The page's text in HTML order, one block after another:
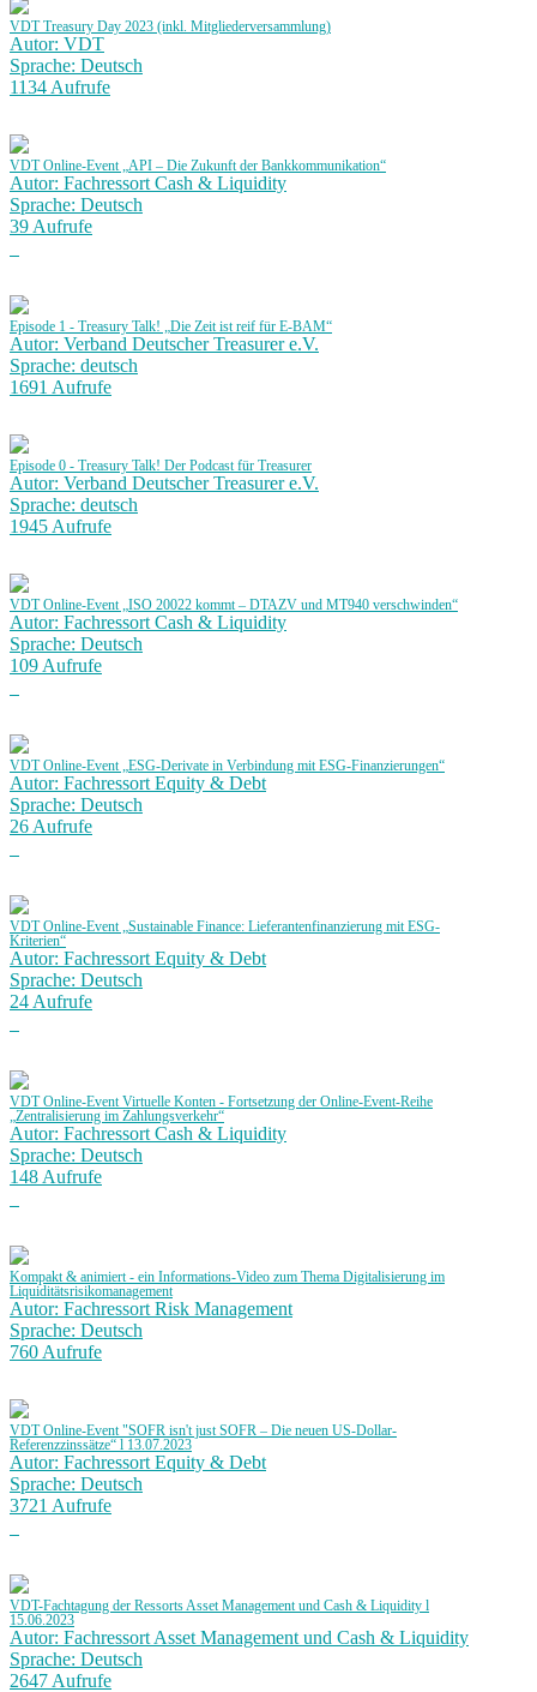
VDT Treasury Day 2023 (inkl. Mitgliederversammlung)
Autor: VDT
Sprache: Deutsch
1134 Aufrufe
VDT Online-Event „API – Die Zukunft der Bankkommunikation“
Autor: Fachressort Cash & Liquidity
Sprache: Deutsch
39 Aufrufe
Episode 1 - Treasury Talk! „Die Zeit ist reif für E-BAM“
Autor: Verband Deutscher Treasurer e.V.
Sprache: deutsch
1691 Aufrufe
Episode 0 - Treasury Talk! Der Podcast für Treasurer
Autor: Verband Deutscher Treasurer e.V.
Sprache: deutsch
1945 Aufrufe
VDT Online-Event „ISO 20022 kommt – DTAZV und MT940 verschwinden“
Autor: Fachressort Cash & Liquidity
Sprache: Deutsch
109 Aufrufe
VDT Online-Event „ESG-Derivate in Verbindung mit ESG-Finanzierungen“
Autor: Fachressort Equity & Debt
Sprache: Deutsch
26 Aufrufe
VDT Online-Event „Sustainable Finance: Lieferantenfinanzierung mit ESG-
Kriterien“
Autor: Fachressort Equity & Debt
Sprache: Deutsch
24 Aufrufe
VDT Online-Event Virtuelle Konten - Fortsetzung der Online-Event-Reihe
„Zentralisierung im Zahlungsverkehr“
Autor: Fachressort Cash & Liquidity
Sprache: Deutsch
148 Aufrufe
Kompakt & animiert - ein Informations-Video zum Thema Digitalisierung im
Liquiditätsrisikomanagement
Autor: Fachressort Risk Management
Sprache: Deutsch
760 Aufrufe
VDT Online-Event "SOFR isn't just SOFR – Die neuen US-Dollar-
Referenzzinssätze“ l 13.07.2023
Autor: Fachressort Equity & Debt
Sprache: Deutsch
3721 Aufrufe
VDT-Fachtagung der Ressorts Asset Management und Cash & Liquidity l
15.06.2023
Autor: Fachressort Asset Management und Cash & Liquidity
Sprache: Deutsch
2647 Aufrufe